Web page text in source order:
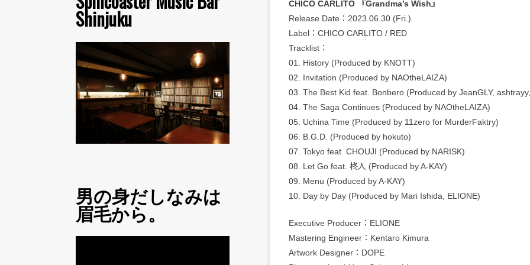
Shinjuku
男の身だしなみは
眉毛から。
CHICO CARLITO 『Grandma’s Wish』
Release Date：2023.06.30 (Fri.)
Label：CHICO CARLITO / RED
Tracklist：
01. History (Produced by KNOTT)
02. Invitation (Produced by NAOtheLAIZA)
03. The Best Kid feat. Bonbero (Produced by JeanGLY,
04. The Saga Continues (Produced by NAOtheLAIZA)
05. Uchina Time (Produced by 11zero for MurderFaktry)
06. B.G.D. (Produced by hokuto)
07. Tokyo feat. CHOUJI (Produced by NARISK)
08. Let Go feat. 柊人 (Produced by A-KAY)
09. Menu (Produced by A-KAY)
10. Day by Day (Produced by Mari Ishida, ELIONE)
Executive Producer：ELIONE
Mastering Engineer：Kentaro Kimura
Artwork Designer：DOPE